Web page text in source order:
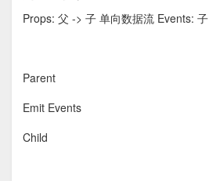
Props: 父 -> 子 单向数据流 Events:
Parent
Emit Events
Child